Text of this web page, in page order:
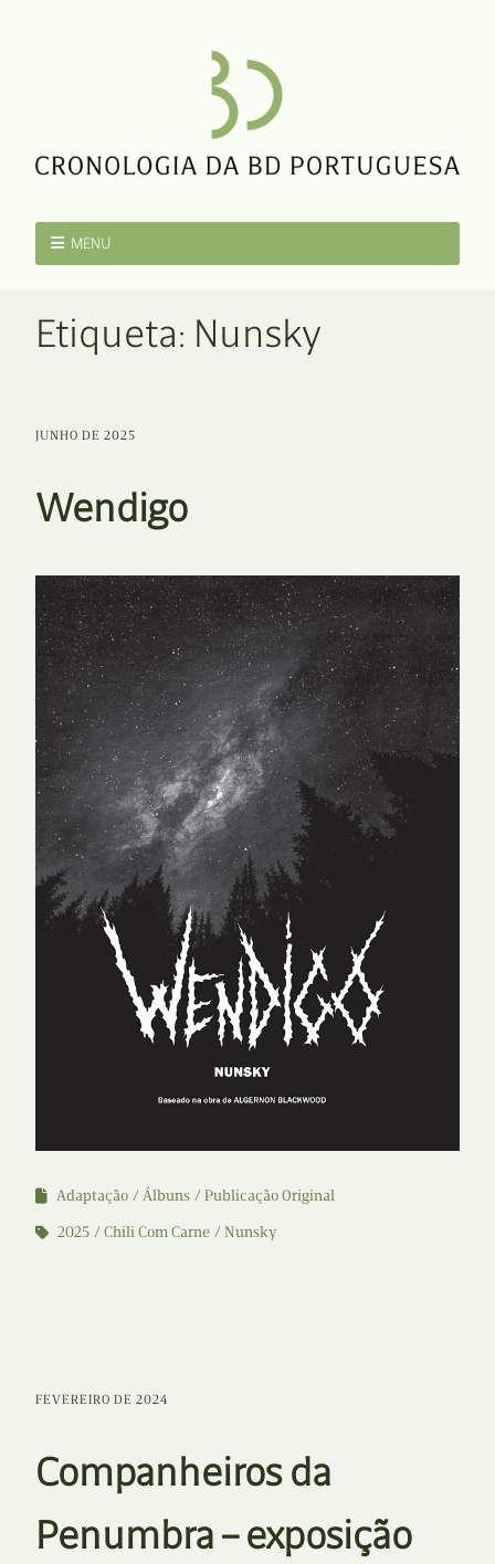
MENU
Etiqueta: Nunsky
JUNHO DE 2025
Wendigo
Adaptação Álbuns
Publicação Original
2025
Chili Com Carne Nunsky
FEVEREIRO DE 2024
Companheiros da
Penumbra – exposição